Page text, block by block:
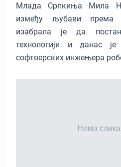
Млада Српкиња Мила
између љубави према
изабрала је да
технологији и данaс
софтверских инжењера